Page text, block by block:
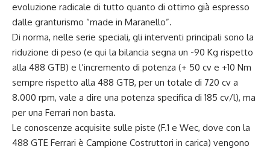
evoluzione radicale di tutto quanto di ottimo già espresso
dalle granturismo “made in Maranello”.
Di norma, nelle serie speciali, gli interventi principali sono la
riduzione di peso (e qui la bilancia segna un -90 Kg rispetto
alla 488 GTB) e l’incremento di potenza (+ 50 cv e +10 Nm
sempre rispetto alla 488 GTB, per un totale di 720 cv a
8.000 rpm, vale a dire una potenza specifica di 185 cv/l), ma
per una Ferrari non basta.
Le conoscenze acquisite sulle piste (F.1 e Wec, dove con la
488 GTE Ferrari è Campione Costruttori in carica) vengono